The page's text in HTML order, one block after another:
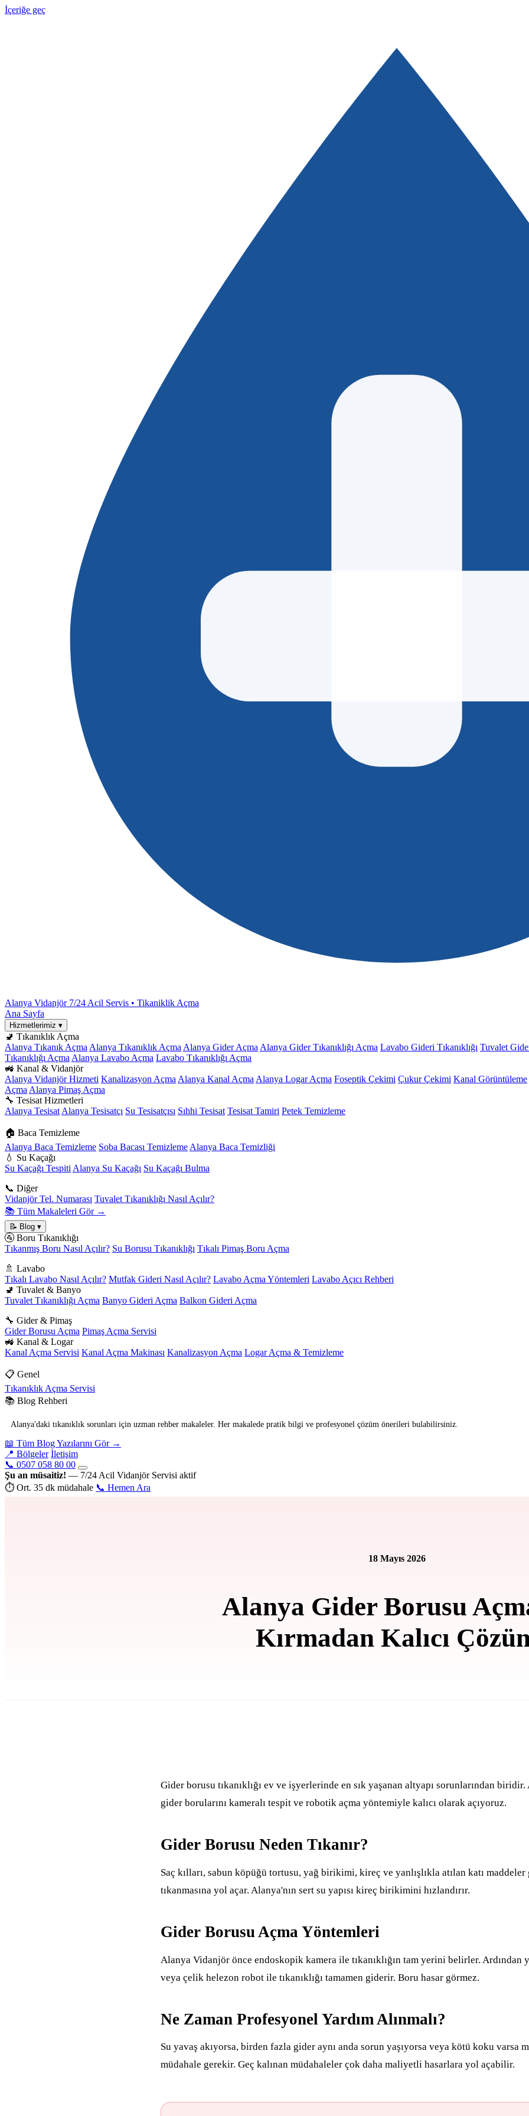
İçeriğe geç
Alanya Vidanjör 7/24 Acil Servis • Tikaniklik Açma
Ana Sayfa
Hizmetlerimiz ▾
🚽 Tıkanıklık Açma
Alanya Tıkanık Açma Alanya Tıkanıklık Açma Alanya Gider Açma Alanya Gider Tıkanıklığı Açma Lavabo Gideri Tıkanıklığı Tuvalet
Tıkanıklığı Açma Alanya Lavabo Açma Lavabo Tıkanıklığı Açma
🚜 Kanal & Vidanjör
Alanya Vidanjör Hizmeti Kanalizasyon Açma Alanya Kanal Açma Alanya Logar Açma Foseptik Çekimi Çukur Çekimi Kanal Görüntüleme
Açma Alanya Pimaş Açma
🔧 Tesisat Hizmetleri
Alanya Tesisat Alanya Tesisatçı Su Tesisatçısı Sıhhi Tesisat Tesisat Tamiri Petek Temizleme
🏠 Baca Temizleme
Alanya Baca Temizleme Soba Bacası Temizleme Alanya Baca Temizliği
💧 Su Kaçağı
Su Kaçağı Tespiti Alanya Su Kaçağı Su Kaçağı Bulma
📞 Diğer
Vidanjör Tel. Numarası Tuvalet Tıkanıklığı Nasıl Açılır?
📚 Tüm Makaleleri Gör →
📝 Blog ▾
🚰 Boru Tıkanıklığı
Tıkanmış Boru Nasıl Açılır? Su Borusu Tıkanıklığı Tıkalı Pimaş Boru Açma
🚿 Lavabo
Tıkalı Lavabo Nasıl Açılır? Mutfak Gideri Nasıl Açılır? Lavabo Açma Yöntemleri Lavabo Açıcı Rehberi
🚽 Tuvalet & Banyo
Tuvalet Tıkanıklığı Açma Banyo Gideri Açma Balkon Gideri Açma
🔧 Gider & Pimaş
Gider Borusu Açma Pimaş Açma Servisi
🚜 Kanal & Logar
Kanal Açma Servisi Kanal Açma Makinası Kanalizasyon Açma Logar Açma & Temizleme
📋 Genel
Tıkanıklık Açma Servisi
📚 Blog Rehberi
Alanya'daki tıkanıklık sorunları için uzman rehber makaleler. Her makalede pratik bilgi ve profesyonel çözüm önerileri bulabilirsiniz.
📖 Tüm Blog Yazılarını Gör →
📍 Bölgeler İletişim
📞 0507 058 80 00
Şu an müsaitiz! — 7/24 Acil Vidanjör Servisi aktif
⏱ Ort. 35 dk müdahale 📞 Hemen Ara
18 Mayıs 2026
Alanya Gider Borusu
Kırmadan Kalıcı
Gider borusu tıkanıklığı ev ve işyerlerinde en sık yaşanan altyapı sorunlarından
gider borularını kameralı tespit ve robotik açma yöntemiyle kalıcı olarak açıyoruz.
Gider Borusu Neden Tıkanır?
Saç kılları, sabun köpüğü tortusu, yağ birikimi, kireç ve yanlışlıkla atılan katı maddeler
tıkanmasına yol açar. Alanya'nın sert su yapısı kireç birikimini hızlandırır.
Gider Borusu Açma Yöntemleri
Alanya Vidanjör önce endoskopik kamera ile tıkanıklığın tam yerini belirler. Ardından
veya çelik helezon robot ile tıkanıklığı tamamen giderir. Boru hasar görmez.
Ne Zaman Profesyonel Yardım Alınmalı?
Su yavaş akıyorsa, birden fazla gider aynı anda sorun yaşıyorsa veya kötü koku varsa
müdahale gerekir. Geç kalınan müdahaleler çok daha maliyetli hasarlara yol açabilir.